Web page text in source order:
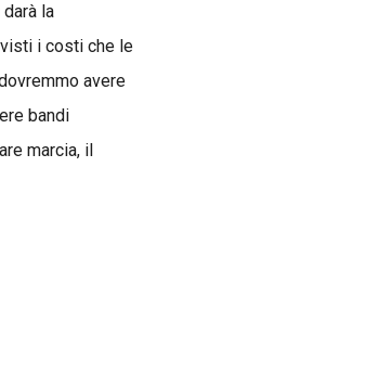
la
i costi che le
avere
bandi
marcia, il